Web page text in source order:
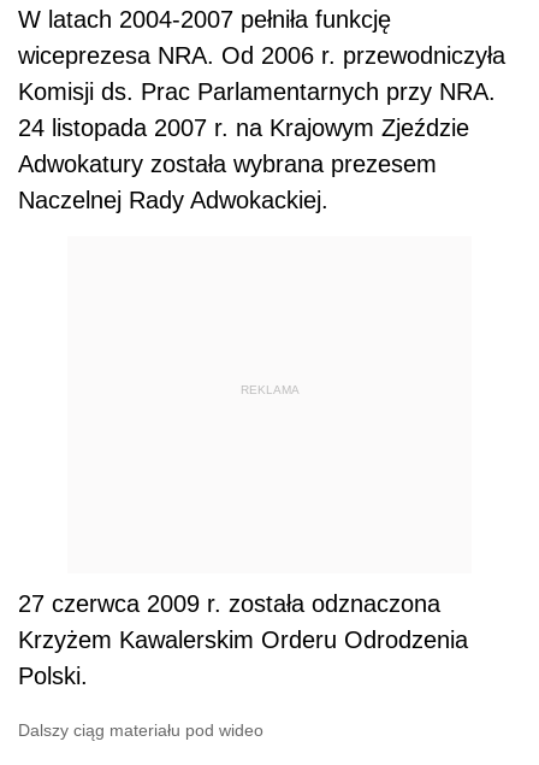
W latach 2004-2007 pełniła funkcję
wiceprezesa NRA. Od 2006 r. przewodniczyła
Komisji ds. Prac Parlamentarnych przy NRA.
24 listopada 2007 r. na Krajowym Zjeździe
Adwokatury została wybrana prezesem
Naczelnej Rady Adwokackiej.
REKLAMA
27 czerwca 2009 r. została odznaczona
Krzyżem Kawalerskim Orderu Odrodzenia
Polski.
Dalszy ciąg materiału pod wideo